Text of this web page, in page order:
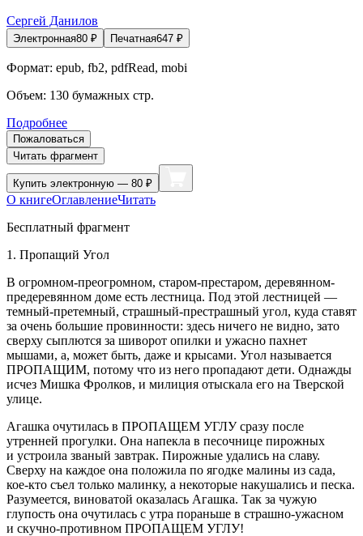
Сергей Данилов
Электронная80 ₽ Печатная647 ₽
Формат: epub, fb2, pdfRead, mobi
Объем: 130 бумажных стр.
Подробнее
Пожаловаться
Читать фрагмент
Купить электронную — 80 ₽
О книгеОглавлениеЧитать
Бесплатный фрагмент
1. Пропащий Угол
В огромном-преогромном, старом-престаром, деревянном-
предеревянном доме есть лестница. Под этой лестницей —
темный-претемный, страшный-престрашный угол, куда ставят
за очень большие провинности: здесь ничего не видно, зато
сверху сыплются за шиворот опилки и ужасно пахнет
мышами, а, может быть, даже и крысами. Угол называется
ПРОПАЩИМ, потому что из него пропадают дети. Однажды
исчез Мишка Фролков, и милиция отыскала его на Тверской
улице.
Агашка очутилась в ПРОПАЩЕМ УГЛУ сразу после
утренней прогулки. Она напекла в песочнице пирожных
и устроила званый завтрак. Пирожные удались на славу.
Сверху на каждое она положила по ягодке малины из сада,
кое-кто съел только малинку, а некоторые накушались и песка.
Разумеется, виноватой оказалась Агашка. Так за чужую
глупость она очутилась с утра пораньше в страшно-ужасном
и скучно-противном ПРОПАЩЕМ УГЛУ!